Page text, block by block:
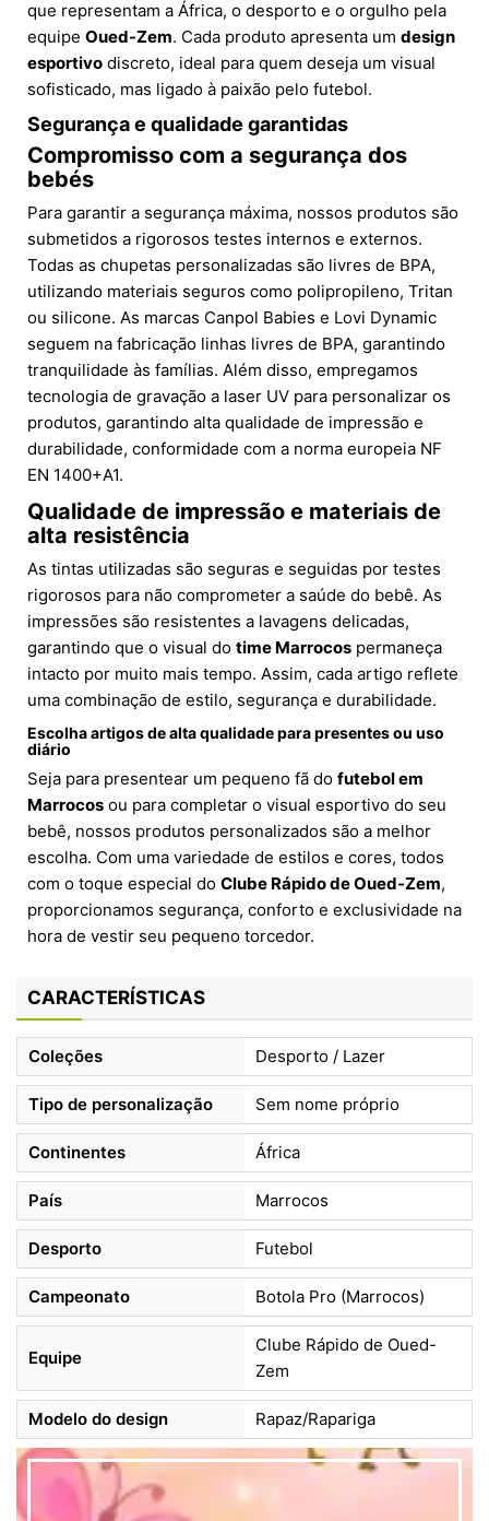
que representam a África, o desporto e o orgulho pela
equipe Oued-Zem. Cada produto apresenta um design
esportivo discreto, ideal para quem deseja um visual
sofisticado, mas ligado à paixão pelo futebol.
Segurança e qualidade garantidas
Compromisso com a segurança dos
bebés
Para garantir a segurança máxima, nossos produtos são
submetidos a rigorosos testes internos e externos.
Todas as chupetas personalizadas são livres de BPA,
utilizando materiais seguros como polipropileno, Tritan
ou silicone. As marcas Canpol Babies e Lovi Dynamic
seguem na fabricação linhas livres de BPA, garantindo
tranquilidade às famílias. Além disso, empregamos
tecnologia de gravação a laser UV para personalizar os
produtos, garantindo alta qualidade de impressão e
durabilidade, conformidade com a norma europeia NF
EN 1400+A1.
Qualidade de impressão e materiais de
alta resistência
As tintas utilizadas são seguras e seguidas por testes
rigorosos para não comprometer a saúde do bebê. As
impressões são resistentes a lavagens delicadas,
garantindo que o visual do time Marrocos permaneça
intacto por muito mais tempo. Assim, cada artigo reflete
uma combinação de estilo, segurança e durabilidade.
Escolha artigos de alta qualidade para presentes ou uso
diário
Seja para presentear um pequeno fã do futebol em
Marrocos ou para completar o visual esportivo do seu
bebê, nossos produtos personalizados são a melhor
escolha. Com uma variedade de estilos e cores, todos
com o toque especial do Clube Rápido de Oued-Zem,
proporcionamos segurança, conforto e exclusividade na
hora de vestir seu pequeno torcedor.
CARACTERÍSTICAS
Coleções Desporto / Lazer
Tipo de personalização Sem nome próprio
Continentes África
País Marrocos
Desporto Futebol
Campeonato Botola Pro (Marrocos)
Equipe
Clube Rápido de Oued-
Zem
Modelo do design Rapaz/Rapariga